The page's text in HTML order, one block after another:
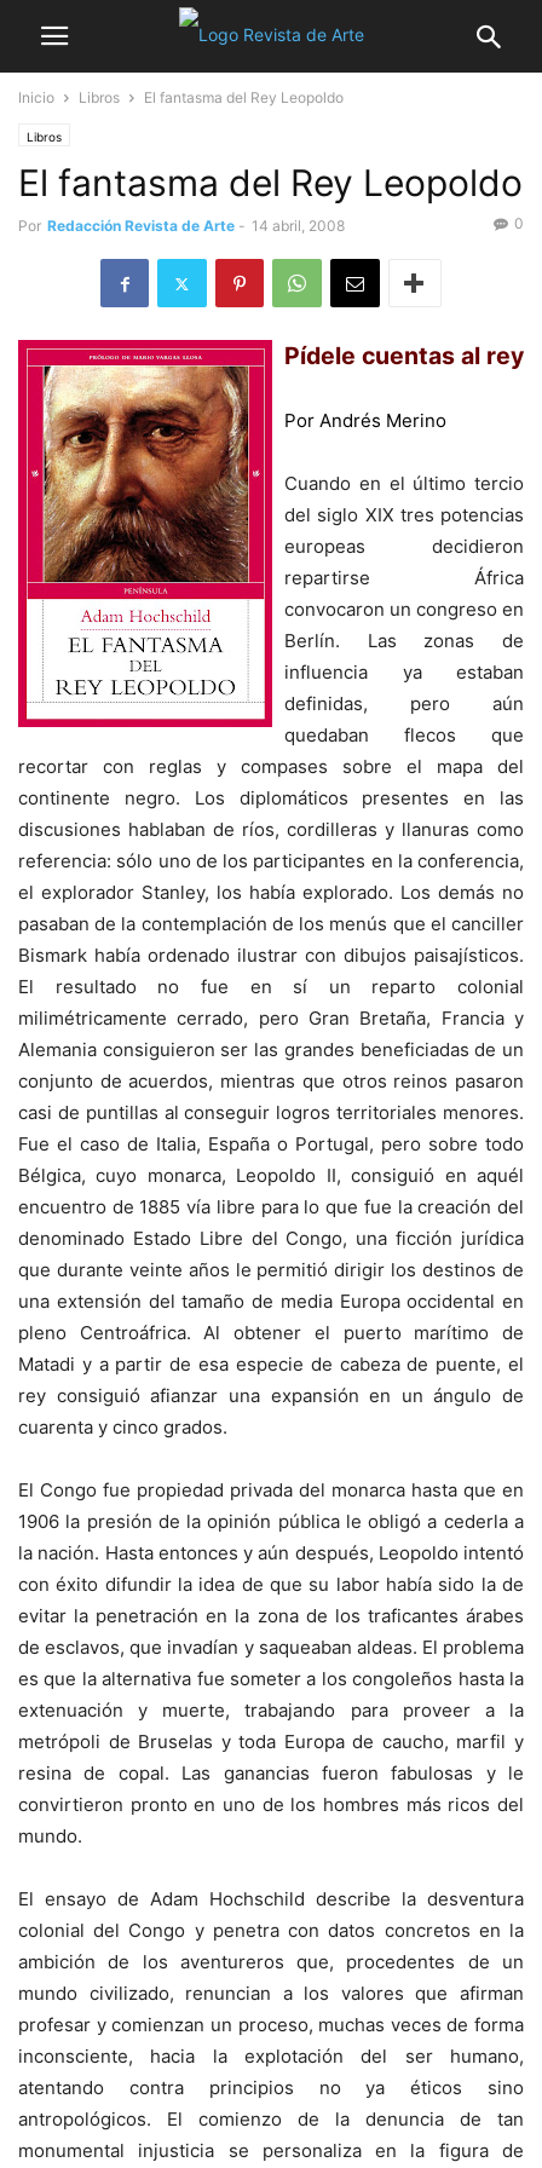
Inicio Libros El fantasma del Rey Leopoldo
Libros
El fantasma del Rey Leopoldo
Por Redacción Revista de Arte - 14 abril, 2008 0
Pídele cuentas al rey
Por Andrés Merino
Cuando en el último tercio
del siglo XIX tres potencias
europeas decidieron
repartirse África
convocaron un congreso en
Berlín. Las zonas de
influencia ya estaban
definidas, pero aún
quedaban flecos que
recortar con reglas y compases sobre el mapa del
continente negro. Los diplomáticos presentes en las
discusiones hablaban de ríos, cordilleras y llanuras como
referencia: sólo uno de los participantes en la conferencia,
el explorador Stanley, los había explorado. Los demás no
pasaban de la contemplación de los menús que el canciller
Bismark había ordenado ilustrar con dibujos paisajísticos.
El resultado no fue en sí un reparto colonial
milimétricamente cerrado, pero Gran Bretaña, Francia y
Alemania consiguieron ser las grandes beneficiadas de un
conjunto de acuerdos, mientras que otros reinos pasaron
casi de puntillas al conseguir logros territoriales menores.
Fue el caso de Italia, España o Portugal, pero sobre todo
Bélgica, cuyo monarca, Leopoldo II, consiguió en aquél
encuentro de 1885 vía libre para lo que fue la creación del
denominado Estado Libre del Congo, una ficción jurídica
que durante veinte años le permitió dirigir los destinos de
una extensión del tamaño de media Europa occidental en
pleno Centroáfrica. Al obtener el puerto marítimo de
Matadi y a partir de esa especie de cabeza de puente, el
rey consiguió afianzar una expansión en un ángulo de
cuarenta y cinco grados.
El Congo fue propiedad privada del monarca hasta que en
1906 la presión de la opinión pública le obligó a cederla a
la nación. Hasta entonces y aún después, Leopoldo intentó
con éxito difundir la idea de que su labor había sido la de
evitar la penetración en la zona de los traficantes árabes
de esclavos, que invadían y saqueaban aldeas. El problema
es que la alternativa fue someter a los congoleños hasta la
extenuación y muerte, trabajando para proveer a la
metrópoli de Bruselas y toda Europa de caucho, marfil y
resina de copal. Las ganancias fueron fabulosas y le
convirtieron pronto en uno de los hombres más ricos del
mundo.
El ensayo de Adam Hochschild describe la desventura
colonial del Congo y penetra con datos concretos en la
ambición de los aventureros que, procedentes de un
mundo civilizado, renuncian a los valores que afirman
profesar y comienzan un proceso, muchas veces de forma
inconsciente, hacia la explotación del ser humano,
atentando contra principios no ya éticos sino
antropológicos. El comienzo de la denuncia de tan
monumental injusticia se personaliza en la figura de